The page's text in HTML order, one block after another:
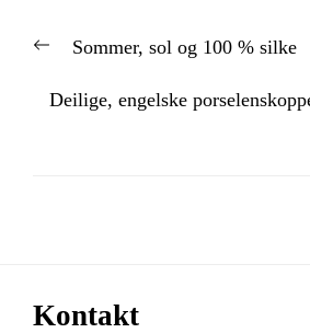
PreviousSommer, sol og 100 % silke
Deilige, engelske
Kontakt